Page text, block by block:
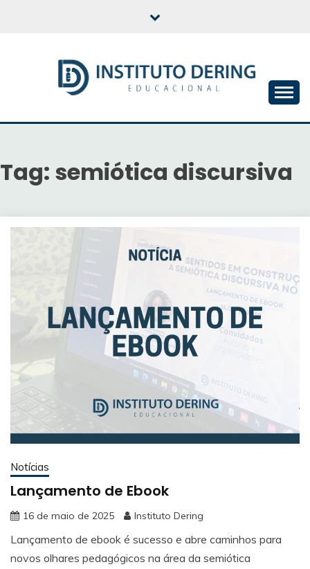
INSTITUTO DERING
EDUCACIONAL
Tag: semiótica discursiva
Notícias
Lançamento de Ebook
16 de maio de 2025 Instituto Dering
Lançamento de ebook é sucesso e abre caminhos para
novos olhares pedagógicos na área da semiótica